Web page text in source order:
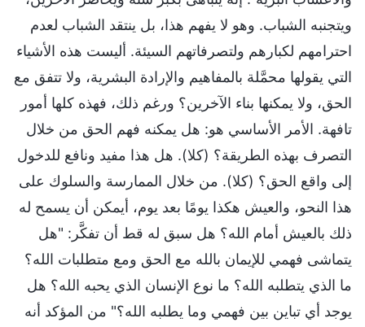
ويتجنبه الشباب. وهو لا يفهم هذا، بل ينتقد الشباب لعدم
احترامهم لكبارهم ولتصرفاتهم السيئة. أليست هذه الأشياء
التي يقولها محمَّلة بالمفاهيم والإرادة البشرية، ولا تتفق مع
الحق، ولا يمكنها بناء الآخرين؟ ورغم ذلك، فهذه كلها أمور
تافهة. الأمر الأساسي هو: هل يمكنه فهم الحق من خلال
التصرف بهذه الطريقة؟ (كلا). هل هذا مفيد ونافع للدخول
إلى واقع الحق؟ (كلا). من خلال الممارسة والسلوك على
هذا النحو، والعيش هكذا يومًا بعد يوم، أيمكن أن يسمح له
ذلك بالعيش أمام الله؟ هل سبق له قط أن تفكَّر: "هل
يتماشى فهمي للإيمان بالله مع الحق ومع متطلبات الله؟
ما الذي يتطلبه الله؟ ما نوع الإنسان الذي يحبه الله؟ هل
يوجد أي تباين بين فهمي وما يطلبه الله؟" من المؤكد أنه